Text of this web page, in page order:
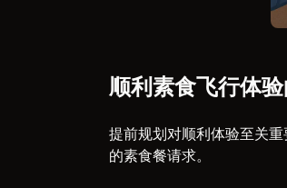
顺利素食飞行体
提前规划对顺利体验至关
的素食餐请求。